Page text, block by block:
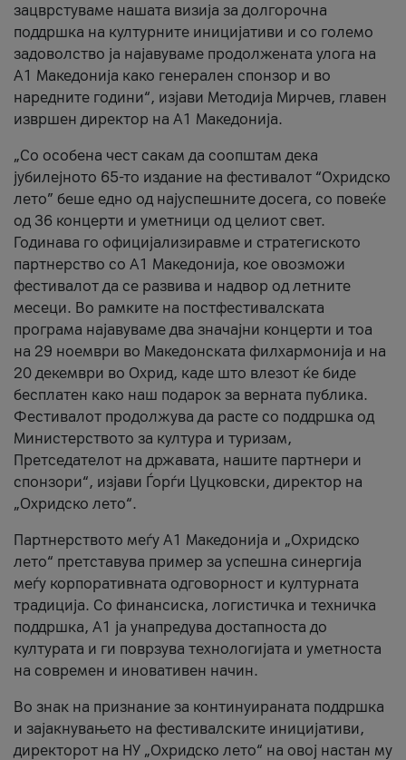
зацврстуваме нашата визија за долгорочна
поддршка на културните иницијативи и со големо
задоволство ја најавуваме продолжената улога на
A1 Македонија како генерален спонзор и во
наредните години“, изјави Методија Мирчев, главен
извршен директор на A1 Македонија.
„Со особена чест сакам да соопштам дека
јубилејното 65-то издание на фестивалот “Охридско
лето” беше едно од најуспешните досега, со повеќе
од 36 концерти и уметници од целиот свет.
Годинава го официјализиравме и стратегиското
партнерство со А1 Македонија, кое овозможи
фестивалот да се развива и надвор од летните
месеци. Во рамките на постфестивалската
програма најавуваме два значајни концерти и тоа
на 29 ноември во Македонската филхармонија и на
20 декември во Охрид, каде што влезот ќе биде
бесплатен како наш подарок за верната публика.
Фестивалот продолжува да расте со поддршка од
Министерството за култура и туризам,
Претседателот на државата, нашите партнери и
спонзори“, изјави Ѓорѓи Цуцковски, директор на
„Охридско лето“.
Партнерството меѓу A1 Македонија и „Охридско
лето“ претставува пример за успешна синергија
меѓу корпоративната одговорност и културната
традиција. Со финансиска, логистичка и техничка
поддршка, A1 ја унапредува достапноста до
културата и ги поврзува технологијата и уметноста
на современ и иновативен начин.
Во знак на признание за континуираната поддршка
и зајакнувањето на фестивалските иницијативи,
директорот на НУ „Охридско лето“ на овој настан му